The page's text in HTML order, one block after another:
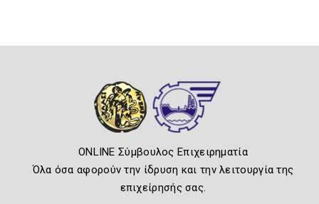
ONLINE Σύμβουλος Επιχειρηματία
Όλα όσα αφορούν την ίδρυση και την λειτουργία της
επιχείρησής σας.